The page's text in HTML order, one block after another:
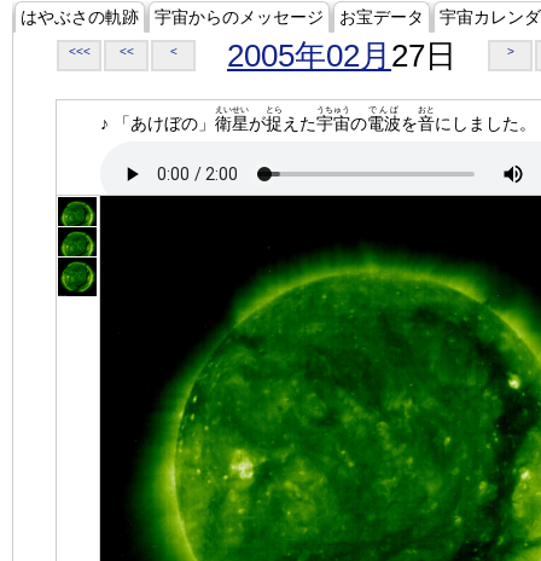
はやぶさの軌跡 宇宙からのメッセージ お宝データ 宇宙カレン
<<< << < 2005年02月 27日 >
♪ 「あけぼの」 衛星
えいせい
が捉
とら
えた宇宙
うちゅう
の電波
でんぱ
を音
おと
にしました。